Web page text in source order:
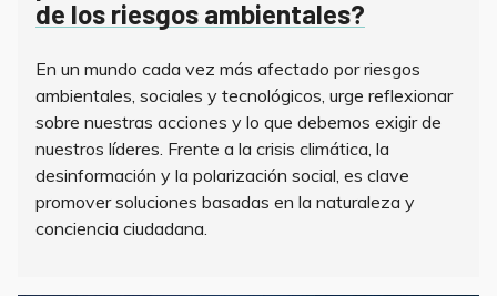
de los riesgos ambientales?
En un mundo cada vez más afectado por riesgos
ambientales, sociales y tecnológicos, urge reflexionar
sobre nuestras acciones y lo que debemos exigir de
nuestros líderes. Frente a la crisis climática, la
desinformación y la polarización social, es clave
promover soluciones basadas en la naturaleza y
conciencia ciudadana.